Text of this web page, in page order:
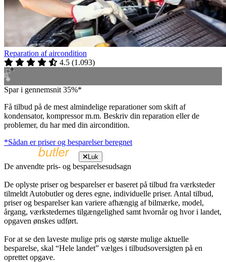
Reparation af aircondition
4.5 (1.093)
Spar i gennemsnit 35%*
Få tilbud på de mest almindelige reparationer som skift af
kondensator, kompressor m.m. Beskriv din reparation eller de
problemer, du har med din aircondition.
*Sådan er priser og besparelser beregnet
Luk
De anvendte pris- og besparelsesudsagn
De oplyste priser og besparelser er baseret på tilbud fra værksteder
tilmeldt Autobutler og deres egne, individuelle priser. Antal tilbud,
priser og besparelser kan variere afhængig af bilmærke, model,
årgang, værkstedernes tilgængelighed samt hvornår og hvor i landet,
opgaven ønskes udført.
For at se den laveste mulige pris og største mulige aktuelle
besparelse, skal “Hele landet” vælges i tilbudsoversigten på en
oprettet opgave.